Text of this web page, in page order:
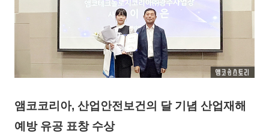
앰코코리아, 산업안전보건의 달 기념 산업재해
예방 유공 표창 수상